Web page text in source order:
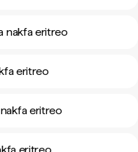
nakfa eritreo
eritreo
eritreo